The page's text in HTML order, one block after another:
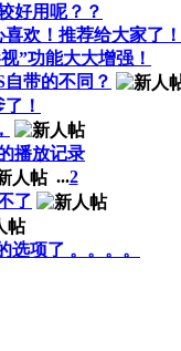
好用呢？？
欢！推荐给大家了！
”功能大大增强！
带的不同？
！
播放记录
...2
了
项了 。。。。